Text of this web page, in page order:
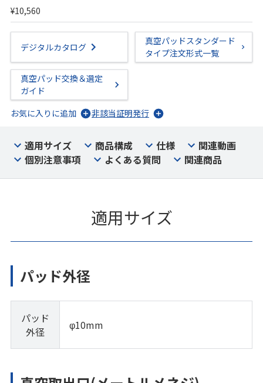
¥10,560
デジタルカタログ
真空パッドスタンダード
タイプ注文形式一覧
真空パッド交換＆選定
ガイド
お気に入りに追加
非該当証明発行
適用サイズ 商品構成 仕様
関連動画
個別注意事項
よくある質問 関連商品
適用サイズ
パッド外径
パッド
外径
φ10mm